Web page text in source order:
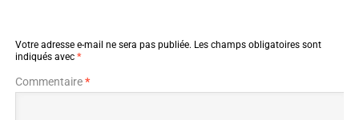
Votre adresse e-mail ne sera pas publiée. Les champs obligatoires sont
indiqués avec *
Commentaire*